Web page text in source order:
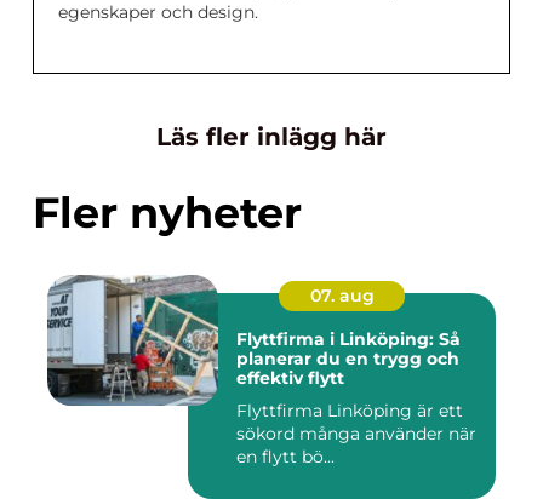
egenskaper och design.
Läs fler inlägg här
Fler nyheter
07. aug
Flyttfirma i Linköping: Så
planerar du en trygg och
effektiv flytt
Flyttfirma Linköping är ett
sökord många använder när
en flytt bö...